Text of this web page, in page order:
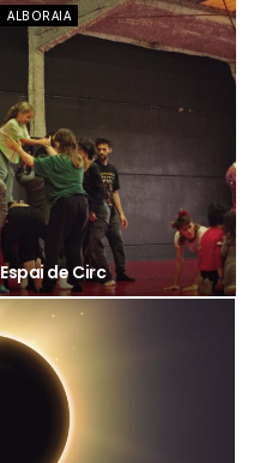
ALBORAIA
Espai de Circ